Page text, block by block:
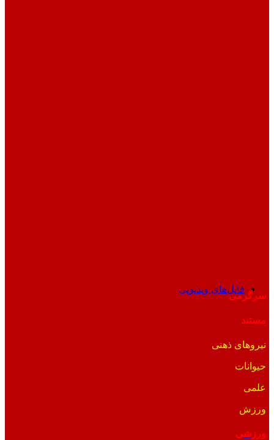
فایل‌های ویدیویی
سرگرمی
مستند
نیروهای ذهنی
حیوانات
علمی
ورزش
ورزشی